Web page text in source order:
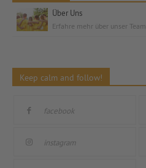
Über Uns
Erfahre mehr über unser Team
Keep calm and follow!
facebook
instagram